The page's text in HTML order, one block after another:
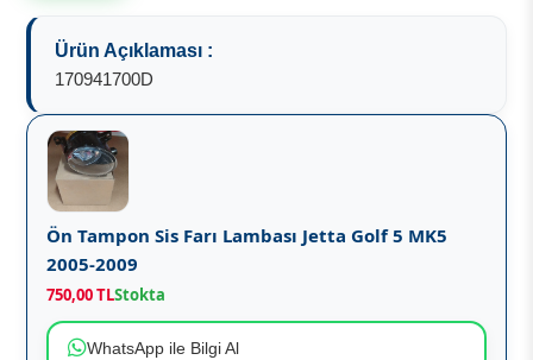
Ürün Açıklaması :
170941700D
Ön Tampon Sis Farı Lambası Jetta Golf 5 MK5
2005-2009
750,00 TLStokta
WhatsApp ile Bilgi Al